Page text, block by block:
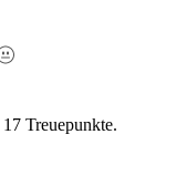
17 Treuepunkte.